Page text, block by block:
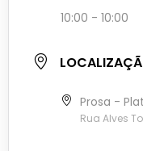
10:00 - 10:00
Prosa -
Rua Alves